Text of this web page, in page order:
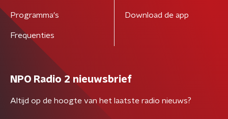
Programma's
Frequenties
Download de app
NPO Radio 2 nieuwsbrief
Altijd op de hoogte van het laatste radio nieuws?